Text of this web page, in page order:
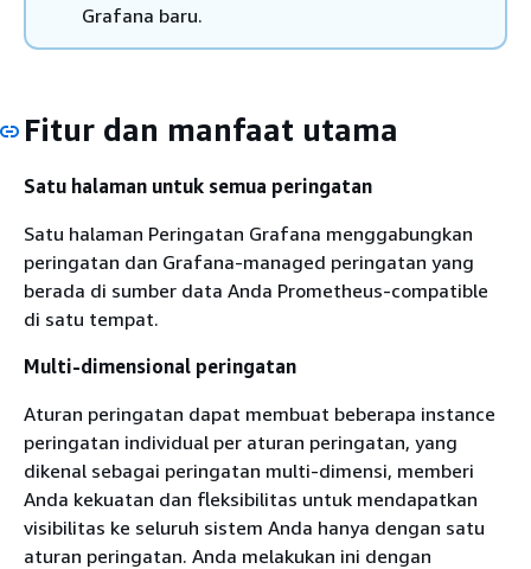
Grafana baru.
Fitur dan manfaat utama
Satu halaman untuk semua peringatan
Satu halaman Peringatan Grafana menggabungkan
peringatan dan Grafana-managed peringatan yang
berada di sumber data Anda Prometheus-compatible
di satu tempat.
Multi-dimensional peringatan
Aturan peringatan dapat membuat beberapa instance
peringatan individual per aturan peringatan, yang
dikenal sebagai peringatan multi-dimensi, memberi
Anda kekuatan dan fleksibilitas untuk mendapatkan
visibilitas ke seluruh sistem Anda hanya dengan satu
aturan peringatan. Anda melakukan ini dengan